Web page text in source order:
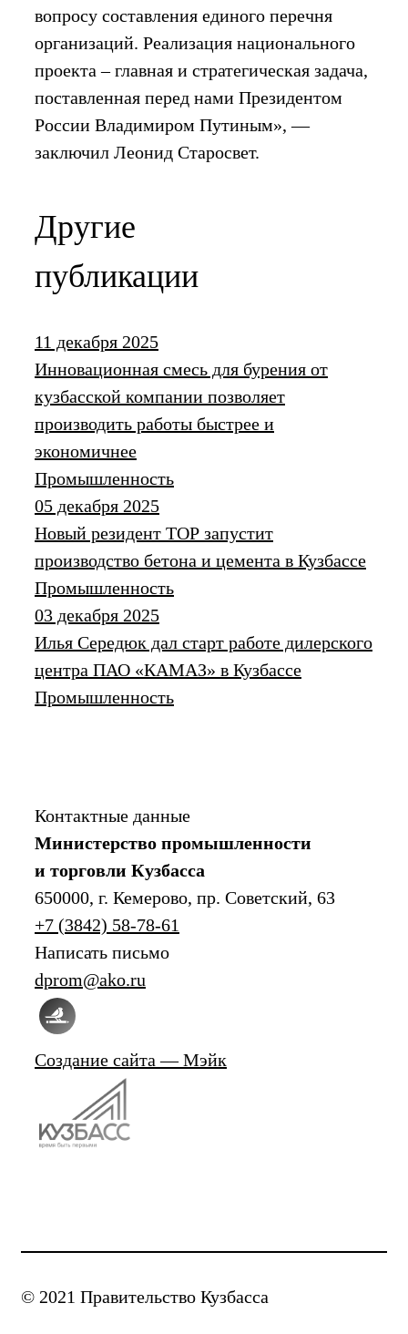
вопросу составления единого перечня
организаций. Реализация национального
проекта – главная и стратегическая задача,
поставленная перед нами Президентом
России Владимиром Путиным», —
заключил Леонид Старосвет.
Другие
публикации
11 декабря 2025
Инновационная смесь для бурения от
кузбасской компании позволяет
производить работы быстрее и
экономичнее
Промышленность
05 декабря 2025
Новый резидент ТОР запустит
производство бетона и цемента в Кузбассе
Промышленность
03 декабря 2025
Илья Середюк дал старт работе дилерского
центра ПАО «КАМАЗ» в Кузбассе
Промышленность
Контактные данные
Министерство промышленности
и торговли Кузбасса
650000, г. Кемерово, пр. Советский, 63
+7 (3842) 58-78-61
Написать письмо
dprom@ako.ru
Создание сайта — Мэйк
© 2021 Правительство Кузбасса